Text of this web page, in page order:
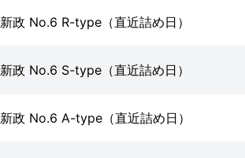
新政 No.6 R-type（直近詰め日）
新政 No.6 S-type（直近詰め日）
新政 No.6 A-type（直近詰め日）